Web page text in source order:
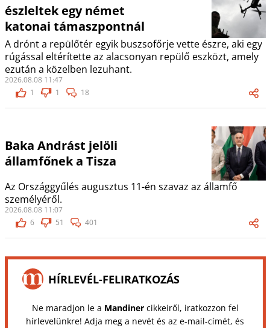
észleltek egy német
katonai támaszpontnál
A drónt a repülőtér egyik buszsofőrje vette észre, aki egy
rúgással eltérítette az alacsonyan repülő eszközt, amely
ezután a közelben lezuhant.
2026.08.08 11:47
1
1 18
Baka Andrást jelöli
államfőnek a Tisza
Az Országgyűlés augusztus 11-én szavaz az államfő
személyéről.
2026.08.08 11:07
6
51 401
HÍRLEVÉL-FELIRATKOZÁS
Ne maradjon le a Mandinercikkeiről, iratkozzon fel
hírlevelünkre! Adja meg a nevét és az e-mail-címét, és